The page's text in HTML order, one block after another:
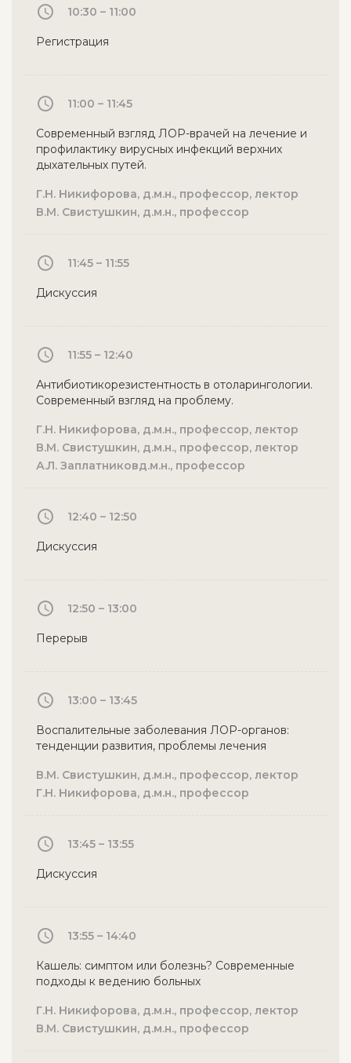
10:30 – 11:00
Регистрация
11:00 – 11:45
Современный взгляд ЛОР-врачей на лечение и
профилактику вирусных инфекций верхних
дыхательных путей.
Г.Н. Никифорова, д.м.н., профессор, лектор
В.М. Свистушкин, д.м.н., профессор
11:45 – 11:55
Дискуссия
11:55 – 12:40
Антибиотикорезистентность в отоларингологии.
Современный взгляд на проблему.
Г.Н. Никифорова, д.м.н., профессор, лектор
В.М. Свистушкин, д.м.н., профессор, лектор
А.Л. Заплатниковд.м.н., профессор
12:40 – 12:50
Дискуссия
12:50 – 13:00
Перерыв
13:00 – 13:45
Воспалительные заболевания ЛОР-органов:
тенденции развития, проблемы лечения
В.М. Свистушкин, д.м.н., профессор, лектор
Г.Н. Никифорова, д.м.н., профессор
13:45 – 13:55
Дискуссия
13:55 – 14:40
Кашель: симптом или болезнь? Современные
подходы к ведению больных
Г.Н. Никифорова, д.м.н., профессор, лектор
В.М. Свистушкин, д.м.н., профессор